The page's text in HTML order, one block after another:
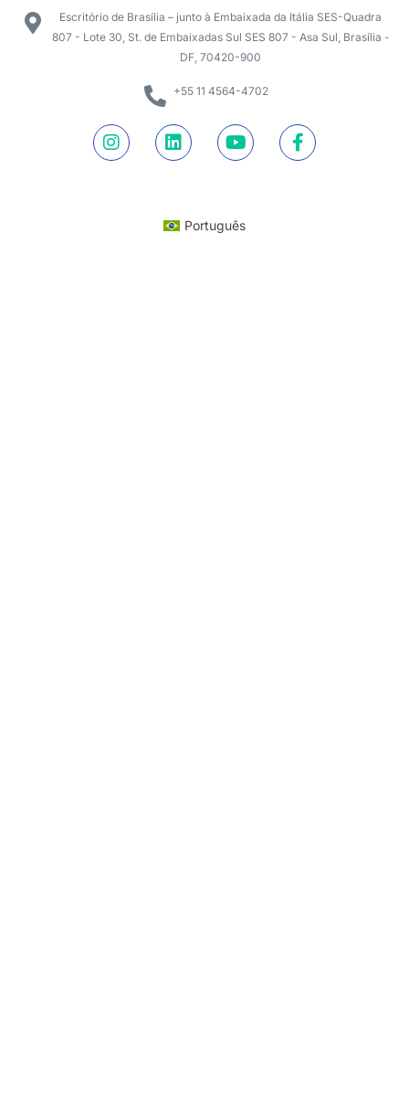
Escritório de Brasília – junto à Embaixada da Itália SES-Quadra
807 - Lote 30, St. de Embaixadas Sul SES 807 - Asa Sul, Brasília -
DF, 70420-900
+55 11 4564-4702
Português